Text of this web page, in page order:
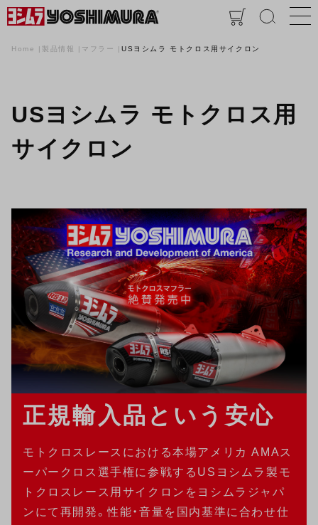
Home 製品情報 マフラー USヨシムラ モトクロス用サイクロン
USヨシムラ モトクロス用
サイクロン
正規輸入品という安心
モトクロスレースにおける本場アメリカ AMAス
ーパークロス選手権に参戦するUSヨシムラ製モ
トクロスレース用サイクロンをヨシムラジャパ
ンにて再開発。性能・音量を国内基準に合わせ仕